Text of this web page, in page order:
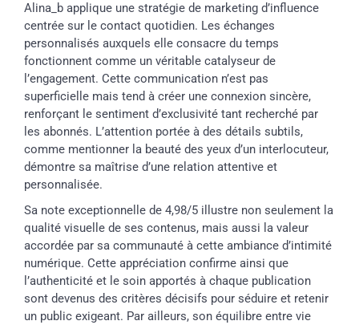
Alina_b applique une stratégie de marketing d’influence
centrée sur le contact quotidien. Les échanges
personnalisés auxquels elle consacre du temps
fonctionnent comme un véritable catalyseur de
l’engagement. Cette communication n’est pas
superficielle mais tend à créer une connexion sincère,
renforçant le sentiment d’exclusivité tant recherché par
les abonnés. L’attention portée à des détails subtils,
comme mentionner la beauté des yeux d’un interlocuteur,
démontre sa maîtrise d’une relation attentive et
personnalisée.
Sa note exceptionnelle de 4,98/5 illustre non seulement la
qualité visuelle de ses contenus, mais aussi la valeur
accordée par sa communauté à cette ambiance d’intimité
numérique. Cette appréciation confirme ainsi que
l’authenticité et le soin apportés à chaque publication
sont devenus des critères décisifs pour séduire et retenir
un public exigeant. Par ailleurs, son équilibre entre vie